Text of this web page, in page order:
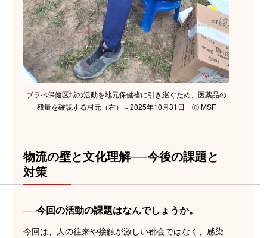
ブラぺ保健区域の活動を地元保健省に引き継ぐため、医薬品の
残量を確認する村元（右）＝2025年10月31日 Ⓒ MSF
物流の壁と文化理解──今後の課題と
対策
──今回の活動の課題はなんでしょうか。
今回は、人の往来や接触が激しい都会ではなく、感染